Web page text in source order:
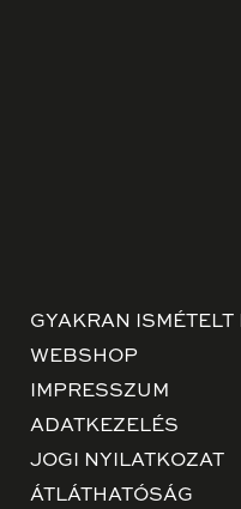
GYAKRAN ISMÉTELT
WEBSHOP
IMPRESSZUM
ADATKEZELÉS
JOGI NYILATKOZAT
ÁTLÁTHATÓSÁG